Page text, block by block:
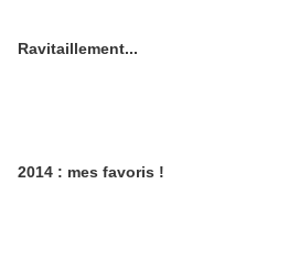
Ravitaillement...
2014 : mes favoris !